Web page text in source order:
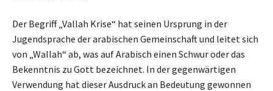
Der Begriff „Vallah Krise“ hat seinen Ursprung in der
Jugendsprache der arabischen Gemeinschaft und leitet sich
von „Wallah“ ab, was auf Arabisch einen Schwur oder das
Bekenntnis zu Gott bezeichnet. In der gegenwärtigen
Verwendung hat dieser Ausdruck an Bedeutung gewonnen